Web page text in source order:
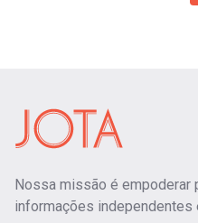
Nossa missão é empoderar
informações independentes